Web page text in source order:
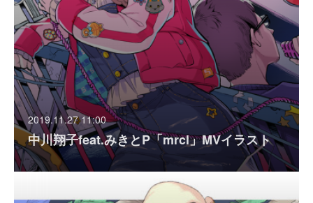
2019.11.27 11:00
中川翔子feat.みきとP「mrcl」MVイラスト